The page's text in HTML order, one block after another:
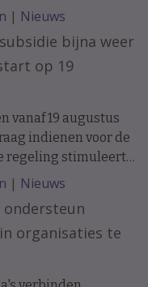
naar de
laat zien dat de
een organisatie op
maken.
| Nieuws
bijna weer
op 19
vanaf 19 augustus
indienen voor de
regeling stimuleert
Zaken en
ontwikkelen
| Nieuws
ondersteun
in organisaties te